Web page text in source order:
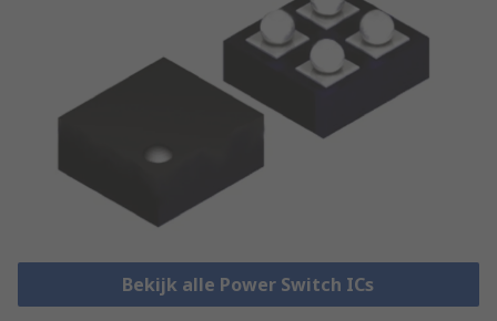
Bekijk alle Power Switch ICs